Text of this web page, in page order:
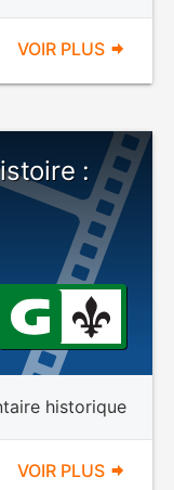
VOIR PLUS
:
historique
VOIR PLUS